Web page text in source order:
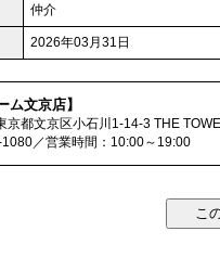
仲介
2026年03月31日
ム文京店】
都文京区小石川1-14-3 THE
／営業時間：10:00～19:00